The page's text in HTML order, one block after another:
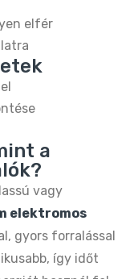
elfér
a
vagy
elektromos
gyors forralással
így időt